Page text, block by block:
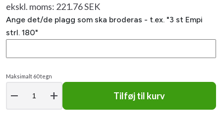
ekskl. moms: 221.76 SEK
Ange det/de plagg som ska broderas - t.ex. "3 st Empi
strl. 180"
Maksimalt 60 tegn
remove add Tilføj til kurv